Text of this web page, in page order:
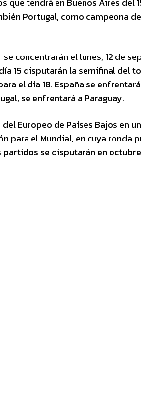
Portugal, como campeona
concentrarán el lunes, 12 de
15 disputarán la semifinal del
el día 18. España se
se enfrentará a Paraguay.
Europeo de Países Bajos en
para el Mundial, en cuya ronda
se disputarán en